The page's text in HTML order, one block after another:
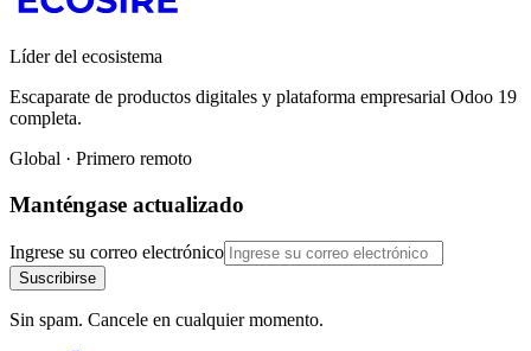
Líder del ecosistema
Escaparate de productos digitales y plataforma empresarial Odoo 19
completa.
Global · Primero remoto
Manténgase actualizado
Ingrese su correo electrónico
Suscribirse
Sin spam. Cancele en cualquier momento.